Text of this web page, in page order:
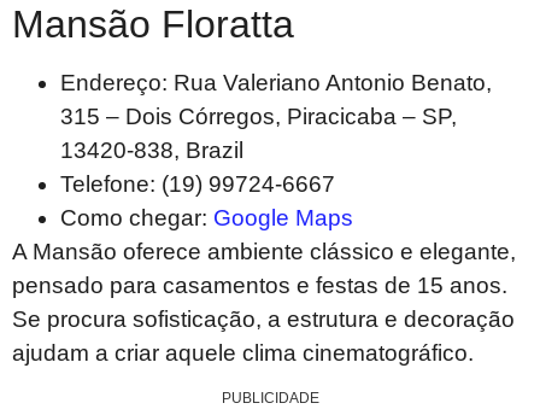
Mansão Floratta
Endereço: Rua Valeriano Antonio Benato,
315 – Dois Córregos, Piracicaba – SP,
13420-838, Brazil
Telefone: (19) 99724-6667
Como chegar: Google Maps
A Mansão oferece ambiente clássico e elegante,
pensado para casamentos e festas de 15 anos.
Se procura sofisticação, a estrutura e decoração
ajudam a criar aquele clima cinematográfico.
PUBLICIDADE